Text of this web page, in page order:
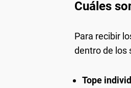
Cuáles
Para recibir
dentro de los
Tope